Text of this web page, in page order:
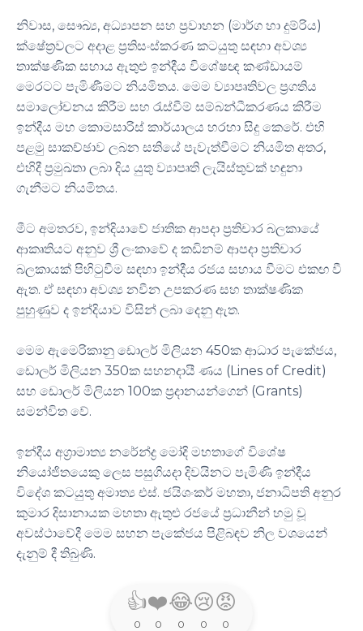
නිවාස, සෞඛ්‍ය, අධ්‍යාපන සහ ප්‍රවාහන (මාර්ග හා දුම්රිය)
ක්ෂේත්‍රවලට අදාළ ප්‍රතිසංස්කරණ කටයුතු සඳහා අවශ්‍ය
තාක්ෂණික සහාය ඇතුළු ඉන්දීය විශේෂඥ කණ්ඩායම්
මෙරටට පැමිණීමට නියමිතය. මෙම ව්‍යාපෘතිවල ප්‍රගතිය
සමාලෝචනය කිරීම සහ රැස්වීම් සම්බන්ධීකරණය කිරීම
ඉන්දීය මහ කොමසාරිස් කාර්යාලය හරහා සිදු කෙරේ. එහි
පළමු සාකච්ඡාව ලබන සතියේ පැවැත්වීමට නියමිත අතර,
එහිදී ප්‍රමුඛතා ලබා දිය යුතු ව්‍යාපෘති ලැයිස්තුවක් හඳුනා
ගැනීමට නියමිතය.
මීට අමතරව, ඉන්දියාවේ ජාතික ආපදා ප්‍රතිචාර බලකායේ
ආකෘතියට අනුව ශ්‍රී ලංකාවේ ද කඩිනම් ආපදා ප්‍රතිචාර
බලකායක් පිහිටුවීම සඳහා ඉන්දීය රජය සහාය වීමට එකඟ වී
ඇත. ඒ සඳහා අවශ්‍ය නවීන උපකරණ සහ තාක්ෂණික
පුහුණුව ද ඉන්දියාව විසින් ලබා දෙනු ඇත.
මෙම ඇමෙරිකානු ඩොලර් මිලියන 450ක ආධාර පැකේජය,
ඩොලර් මිලියන 350ක සහනදායී ණය (Lines of Credit)
සහ ඩොලර් මිලියන 100ක ප්‍රදානයන්ගෙන් (Grants)
සමන්විත වේ.
ඉන්දීය අග්‍රාමාත්‍ය නරේන්ද්‍ර මෝදි මහතාගේ විශේෂ
නියෝජිතයෙකු ලෙස පසුගියදා දිවයිනට පැමිණි ඉන්දීය
විදේශ කටයුතු අමාත්‍ය එස්. ජයිශංකර් මහතා, ජනාධිපති අනුර
කුමාර දිසානායක මහතා ඇතුළු රජයේ ප්‍රධානීන් හමු වූ
අවස්ථාවේදී මෙම සහන පැකේජය පිළිබඳව නිල වශයෙන්
දැනුම් දී තිබුණි.
👍
0
❤️
0
😂
0
😢
0
😡
0